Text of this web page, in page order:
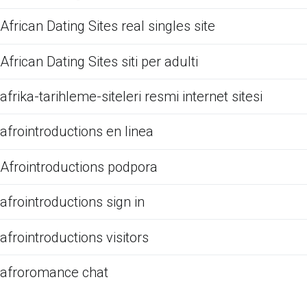
African Dating Sites real singles site
African Dating Sites siti per adulti
afrika-tarihleme-siteleri resmi internet sitesi
afrointroductions en linea
Afrointroductions podpora
afrointroductions sign in
afrointroductions visitors
afroromance chat